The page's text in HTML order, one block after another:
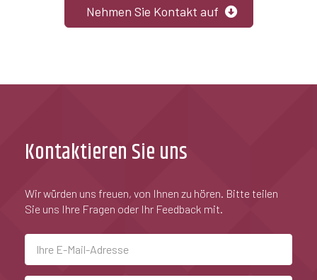
Nehmen Sie Kontakt auf
Kontaktieren Sie uns
Wir würden uns freuen, von Ihnen zu hören. Bitte teilen
Sie uns Ihre Fragen oder Ihr Feedback mit.
E-
Mail-